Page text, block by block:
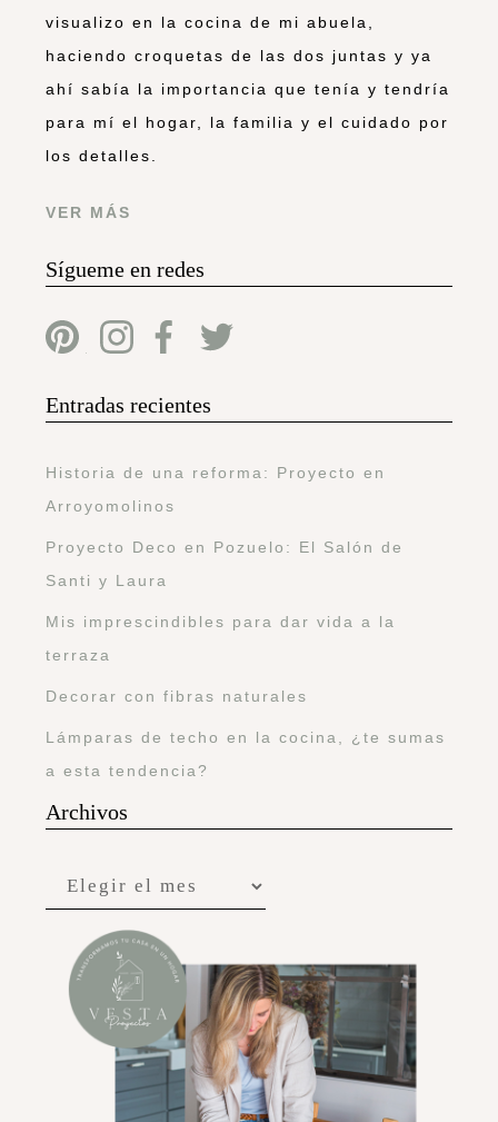
visualizo en la cocina de mi abuela,
haciendo croquetas de las dos juntas y ya
ahí sabía la importancia que tenía y tendría
para mí el hogar, la familia y el cuidado por
los detalles.
VER MÁS
Sígueme en redes
Entradas recientes
Historia de una reforma: Proyecto en
Arroyomolinos
Proyecto Deco en Pozuelo: El Salón de
Santi y Laura
Mis imprescindibles para dar vida a la
terraza
Decorar con fibras naturales
Lámparas de techo en la cocina, ¿te sumas
a esta tendencia?
Archivos